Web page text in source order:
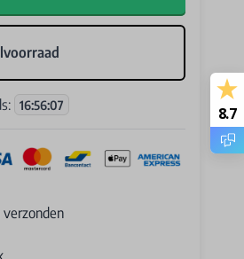
16:56:05 8.7